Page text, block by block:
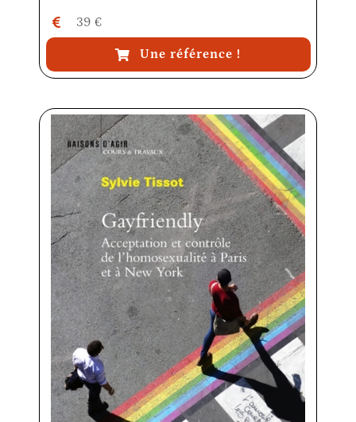
39 €
Une référence !